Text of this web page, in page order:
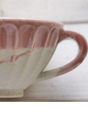
謝を伝えるおすすめギ
、入荷しました♪